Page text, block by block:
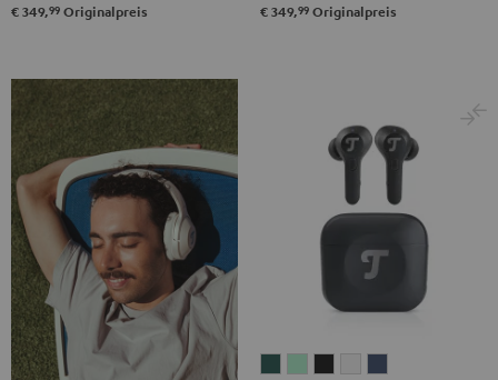
€ 349,99 Originalpreis € 349,99 Originalpreis